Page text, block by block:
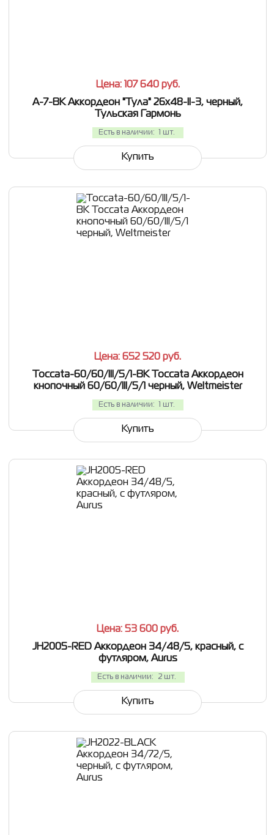
Цена: 107 640 руб.
A-7-BK Аккордеон "Тула" 26х48-II-3, черный,
Тульская Гармонь
Есть в наличии: 1 шт.
Купить
Цена: 652 520 руб.
Toccata-60/60/III/5/1-BK Toccata Аккордеон
кнопочный 60/60/III/5/1 черный, Weltmeister
Есть в наличии: 1 шт.
Купить
Цена: 53 600 руб.
JH2005-RED Аккордеон 34/48/5, красный, с
футляром, Aurus
Есть в наличии: 2 шт.
Купить